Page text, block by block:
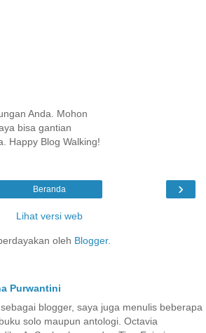
Anda. Mohon
bisa gantian
Happy Blog Walking!
›
Beranda
Lihat versi web
oleh Blogger.
Purwantini
blogger, saya juga menulis beberapa
solo maupun antologi. Octavia